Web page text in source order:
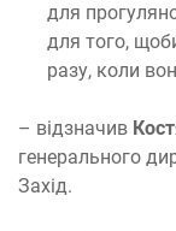
для
для того,
разу, коли
– відзначив
генерального
Захід.